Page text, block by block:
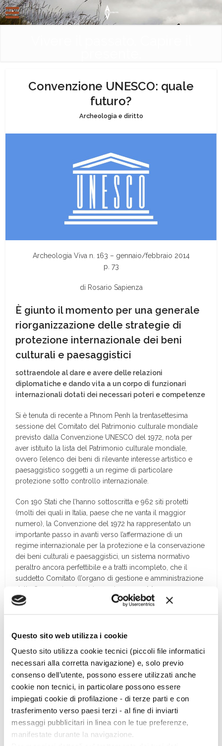
Questo sito web utilizza i cookie
Questo sito utilizza cookie tecnici (piccoli file informatici
necessari alla corretta navigazione) e, solo previo
consenso dell’utente, possono essere utilizzati anche
cookie non tecnici, in particolare possono essere
impiegati cookie di profilazione - di terze parti e con
trasferimento verso paesi terzi - al fine di inviarti
messaggi pubblicitari in linea con le tue preferenze,
manifestate durante la navigazione.
Convenzione UNESCO: quale
futuro?
Archeologia e diritto
Archeologia Viva n. 163 – gennaio/febbraio 2014
p. 73
di Rosario Sapienza
È giunto il momento per una generale
riorganizzazione delle strategie di
protezione internazionale dei beni
culturali e paesaggistici
sottraendole al dare e avere delle relazioni
diplomatiche e dando vita a un corpo di funzionari
internazionali dotati dei necessari poteri e competenze
Si è tenuta di recente a Phnom Penh la trentasettesima
sessione del Comitato del Patrimonio culturale mondiale
previsto dalla Convenzione UNESCO del 1972, nota per
aver istituito la lista del Patrimonio culturale mondiale,
ovvero l’elenco dei beni di rilevante interesse artistico e
paesaggistico soggetti a un regime di particolare
protezione sotto controllo internazionale.
Con 190 Stati che l’hanno sottoscritta e 962 siti protetti
(molti dei quali in Italia, paese che ne vanta il maggior
numero), la Convenzione del 1972 ha rappresentato un
importante passo in avanti verso l’affermazione di un
regime internazionale per la protezione e la conservazione
dei beni culturali e paesaggistici, un sistema normativo
peraltro ancora perfettibile e a tratti incompleto, che il
suddetto Comitato (l’organo di gestione e amministrazione
della Convenzione) guida con impegno. […]